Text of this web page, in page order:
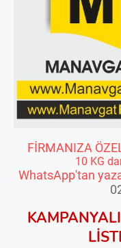
FİRMANIZA
10 KG
WhatsApp'tan